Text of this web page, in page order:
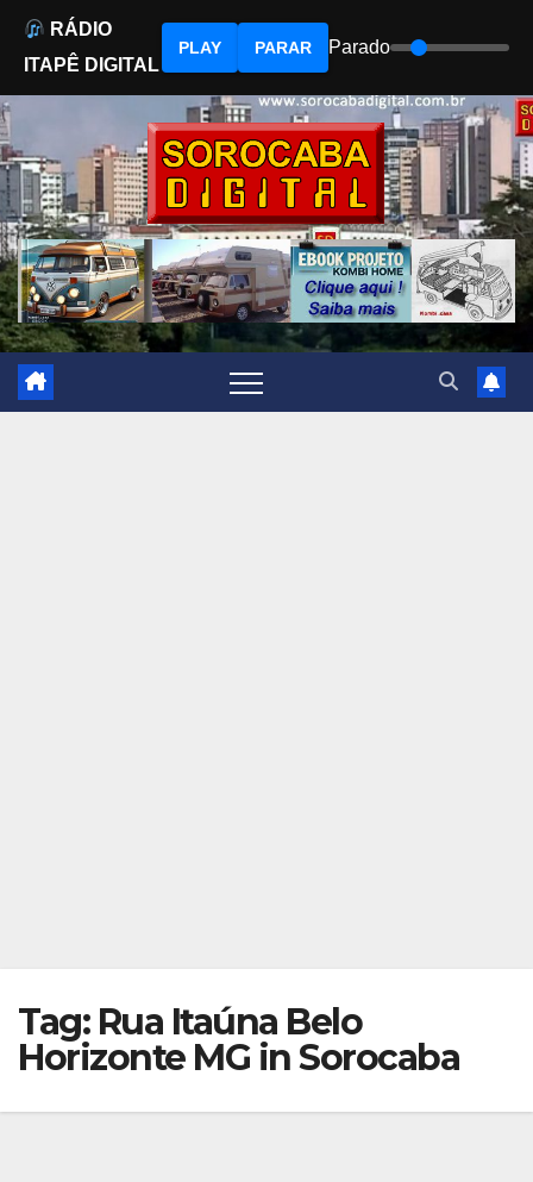
to
content
Tag: Rua Itaúna Belo
Horizonte MG in Sorocaba
RÁDIO
ITAPÊ DIGITAL
PLAY PARAR Parado